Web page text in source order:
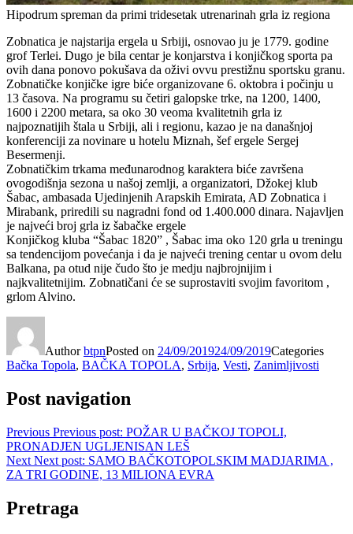
Hipodrum spreman da primi tridesetak utrenarinah grla iz regiona
Zobnatica je najstarija ergela u Srbiji, osnovao ju je 1779. godine
grof Terlei. Dugo je bila centar je konjarstva i konjičkog sporta pa
ovih dana ponovo pokušava da oživi ovvu prestižnu sportsku granu.
Zobnatičke konjičke igre biće organizovane 6. oktobra i počinju u
13 časova. Na programu su četiri galopske trke, na 1200, 1400,
1600 i 2200 metara, sa oko 30 veoma kvalitetnih grla iz
najpoznatijih štala u Srbiji, ali i regionu, kazao je na današnjoj
konferenciji za novinare u hotelu Miznah, šef ergele Sergej
Besermenji.
Zobnatičkim trkama međunarodnog karaktera biće završena
ovogodišnja sezona u našoj zemlji, a organizatori, Džokej klub
Šabac, ambasada Ujedinjenih Arapskih Emirata, AD Zobnatica i
Mirabank, priredili su nagradni fond od 1.400.000 dinara. Najavljen
je najveći broj grla iz šabačke ergele
Konjičkog kluba “Šabac 1820” , Šabac ima oko 120 grla u treningu
sa tendencijom povećanja i da je najveći trening centar u ovom delu
Balkana, pa otud nije čudo što je medju najbrojnijim i
najkvalitetnijim. Zobnatičani će se suprostaviti svojim favoritom ,
grlom Alvino.
AuthorbtpnPosted on 24/09/201924/09/2019Categories
Bačka Topola, BAČKA TOPOLA, Srbija, Vesti, Zanimljivosti
Post navigation
Previous Previous post: POŽAR U BAČKOJ TOPOLI,
PRONADJEN UGLJENISAN LEŠ
Next Next post: SAMO BAČKOTOPOLSKIM MADJARIMA ,
ZA TRI GODINE, 13 MILIONA EVRA
Pretraga